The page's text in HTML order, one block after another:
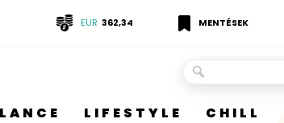
EUR 362,34 MENTÉSEK
LIFESTYLE CHILL